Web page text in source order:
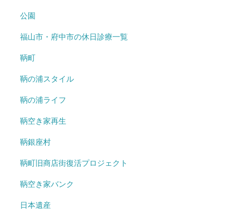
公園
福山市・府中市の休日診療一覧
鞆町
鞆の浦スタイル
鞆の浦ライフ
鞆空き家再生
鞆銀座村
鞆町旧商店街復活プロジェクト
鞆空き家バンク
日本遺産